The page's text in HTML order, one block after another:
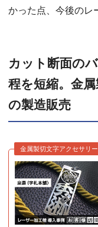
かった点、今後のレ
カット断面の
程を短縮。金
の製造販売
金属製切文字アクセサリ